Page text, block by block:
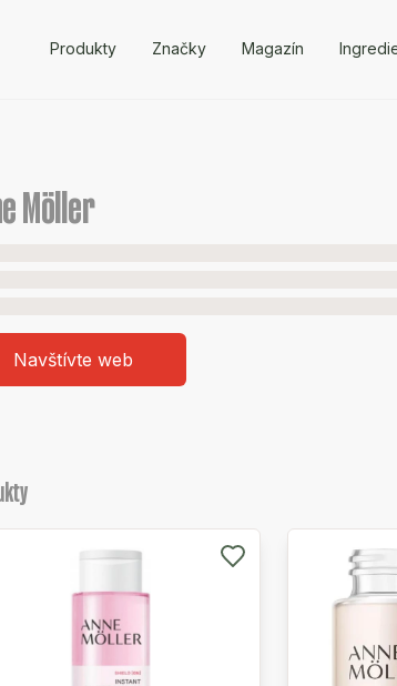
Produkty Značky Magazín
Möller
Navštívte web